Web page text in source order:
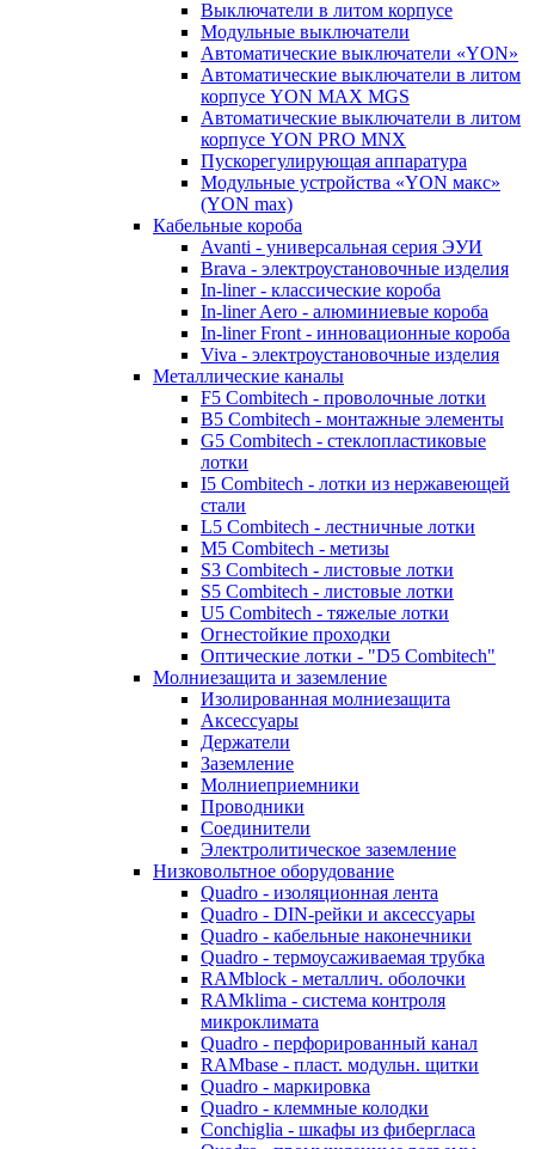
Выключатели в литом корпусе
Модульные выключатели
Автоматические выключатели «YON»
Автоматические выключатели в литом
корпусе YON MAX MGS
Автоматические выключатели в литом
корпусе YON PRO MNX
Пускорегулирующая аппаратура
Модульные устройства «YON макс»
(YON max)
Кабельные короба
Avanti - универсальная серия ЭУИ
Brava - электроустановочные изделия
In-liner - классические короба
In-liner Aero - алюминиевые короба
In-liner Front - инновационные короба
Viva - электроустановочные изделия
Металлические каналы
F5 Combitech - проволочные лотки
B5 Combitech - монтажные элементы
G5 Combitech - стеклопластиковые
лотки
I5 Combitech - лотки из нержавеющей
стали
L5 Combitech - лестничные лотки
M5 Combitech - метизы
S3 Combitech - листовые лотки
S5 Combitech - листовые лотки
U5 Combitech - тяжелые лотки
Огнестойкие проходки
Оптические лотки - "D5 Combitech"
Молниезащита и заземление
Изолированная молниезащита
Аксессуары
Держатели
Заземление
Молниеприемники
Проводники
Соединители
Электролитическое заземление
Низковольтное оборудование
Quadro - изоляционная лента
Quadro - DIN-рейки и аксессуары
Quadro - кабельные наконечники
Quadro - термоусаживаемая трубка
RAMblock - металлич. оболочки
RAMklima - система контроля
микроклимата
Quadro - перфорированный канал
RAMbase - пласт. модульн. щитки
Quadro - маркировка
Quadro - клеммные колодки
Conchiglia - шкафы из фибергласа